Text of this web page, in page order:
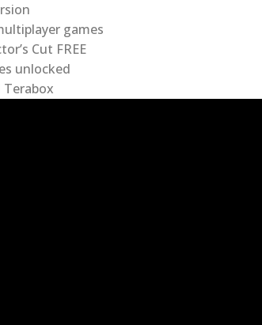
games
Cut FREE
unlocked
Terabox